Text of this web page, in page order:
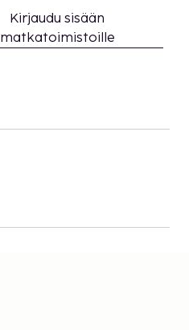
Kirjaudu sisään
matkatoimistoille